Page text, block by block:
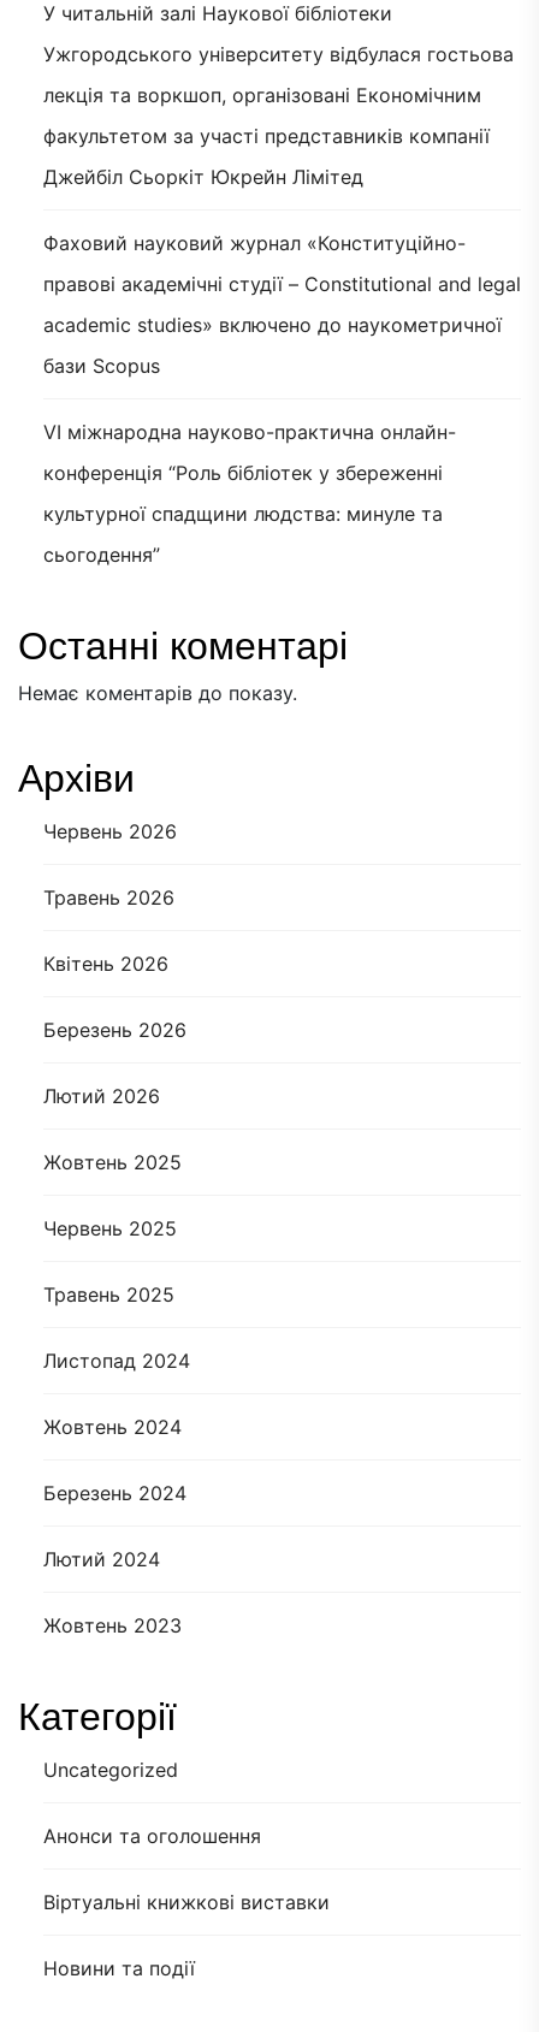
У читальній залі Наукової бібліотеки
Ужгородського університету відбулася гостьова
лекція та воркшоп, організовані Економічним
факультетом за участі представників компанії
Джейбіл Сьоркіт Юкрейн Лімітед
Фаховий науковий журнал «Конституційно-
правові академічні студії – Constitutional and legal
academic studies» включено до наукометричної
бази Scopus
VI міжнародна науково-практична онлайн-
конференція “Роль бібліотек у збереженні
культурної спадщини людства: минуле та
сьогодення”
Останні коментарі
Немає коментарів до показу.
Архіви
Червень 2026
Травень 2026
Квітень 2026
Березень 2026
Лютий 2026
Жовтень 2025
Червень 2025
Травень 2025
Листопад 2024
Жовтень 2024
Березень 2024
Лютий 2024
Жовтень 2023
Категорії
Uncategorized
Анонси та оголошення
Віртуальні книжкові виставки
Новини та події